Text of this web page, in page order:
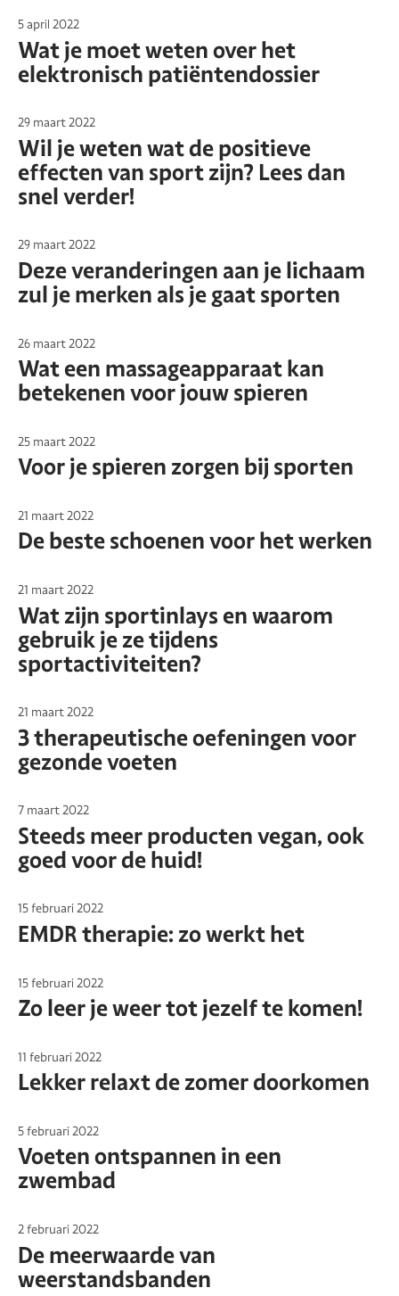
5 april 2022
Wat je moet weten over het
elektronisch patiëntendossier
29 maart 2022
Wil je weten wat de positieve
effecten van sport zijn? Lees dan
snel verder!
29 maart 2022
Deze veranderingen aan je lichaam
zul je merken als je gaat sporten
26 maart 2022
Wat een massageapparaat kan
betekenen voor jouw spieren
25 maart 2022
Voor je spieren zorgen bij sporten
21 maart 2022
De beste schoenen voor het werken
21 maart 2022
Wat zijn sportinlays en waarom
gebruik je ze tijdens
sportactiviteiten?
21 maart 2022
3 therapeutische oefeningen voor
gezonde voeten
7 maart 2022
Steeds meer producten vegan, ook
goed voor de huid!
15 februari 2022
EMDR therapie: zo werkt het
15 februari 2022
Zo leer je weer tot jezelf te komen!
11 februari 2022
Lekker relaxt de zomer doorkomen
5 februari 2022
Voeten ontspannen in een
zwembad
2 februari 2022
De meerwaarde van
weerstandsbanden